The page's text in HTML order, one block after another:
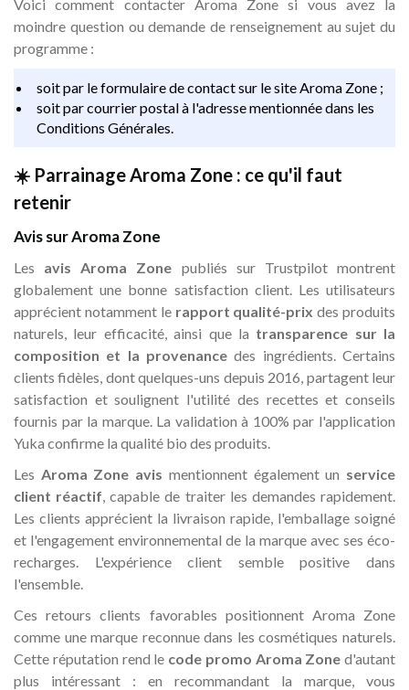
Voici comment contacter Aroma Zone si vous avez la
moindre question ou demande de renseignement au sujet du
programme :
soit par le formulaire de contact sur le site Aroma Zone ;
soit par courrier postal à l'adresse mentionnée dans les
Conditions Générales.
☀️ Parrainage Aroma Zone : ce qu'il faut
retenir
Avis sur Aroma Zone
Les avis Aroma Zone publiés sur Trustpilot montrent
globalement une bonne satisfaction client. Les utilisateurs
apprécient notamment le rapport qualité-prix des produits
naturels, leur efficacité, ainsi que la transparence sur la
composition et la provenance des ingrédients. Certains
clients fidèles, dont quelques-uns depuis 2016, partagent leur
satisfaction et soulignent l'utilité des recettes et conseils
fournis par la marque. La validation à 100% par l'application
Yuka confirme la qualité bio des produits.
Les Aroma Zone avis mentionnent également un service
client réactif, capable de traiter les demandes rapidement.
Les clients apprécient la livraison rapide, l'emballage soigné
et l'engagement environnemental de la marque avec ses éco-
recharges. L'expérience client semble positive dans
l'ensemble.
Ces retours clients favorables positionnent Aroma Zone
comme une marque reconnue dans les cosmétiques naturels.
Cette réputation rend le code promo Aroma Zone d'autant
plus intéressant : en recommandant la marque, vous